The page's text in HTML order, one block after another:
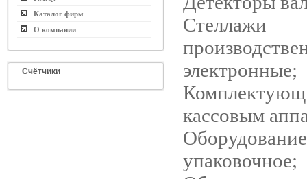
Каталог фирм
О компании
Счётчики
Стеллажи
электронные;
кассовым
Оборудование
упаковочное;